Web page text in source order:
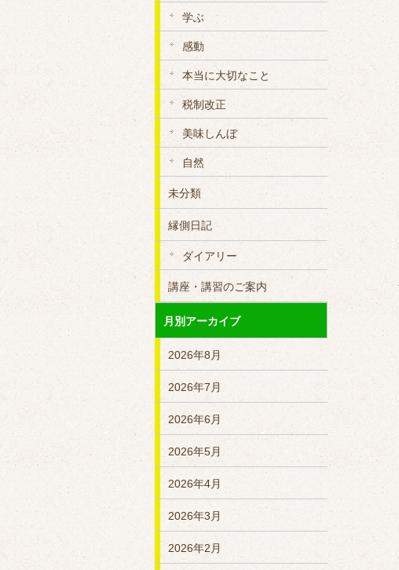
学ぶ
感動
本当に大切なこと
税制改正
美味しんぼ
自然
未分類
縁側日記
ダイアリー
講座・講習のご案内
月別アーカイブ
2026年8月
2026年7月
2026年6月
2026年5月
2026年4月
2026年3月
2026年2月